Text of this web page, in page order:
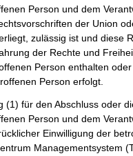
Person und dem
der Union
zulässig ist und diese
der Rechte und
Person enthalten
Person erfolgt.
(1) für den Abschluss oder
Person und dem
Einwilligung der
Managementsystem